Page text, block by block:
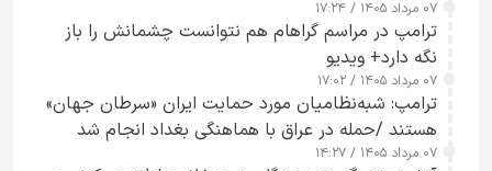
۰۷ مرداد ۱۴۰۵ / ۱۷:۲۴
ترامپ در مراسم گراهام هم نتوانست چشمانش را باز
نگه دارد+ ویدیو
۰۷ مرداد ۱۴۰۵ / ۱۷:۰۲
ترامپ: شبه‌نظامیان مورد حمایت ایران «سرطان جهان»
هستند /حمله در عراق با هماهنگی بغداد انجام شد
۰۷ مرداد ۱۴۰۵ / ۱۴:۲۷